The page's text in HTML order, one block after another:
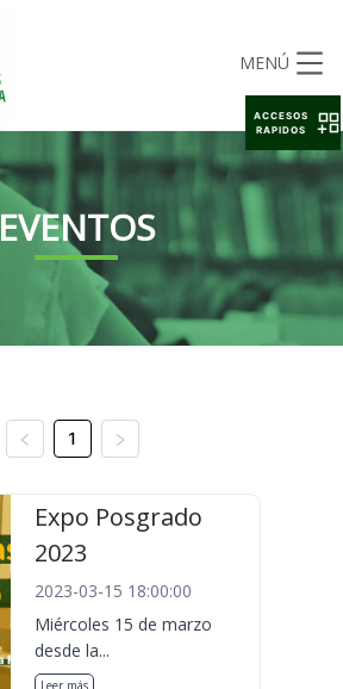
MENÚ
EVENTOS
1
Expo Posgrado
2023
2023-03-15 18:00:00
Miércoles 15 de marzo
desde la...
Leer más
ACCESOS
RAPIDOS